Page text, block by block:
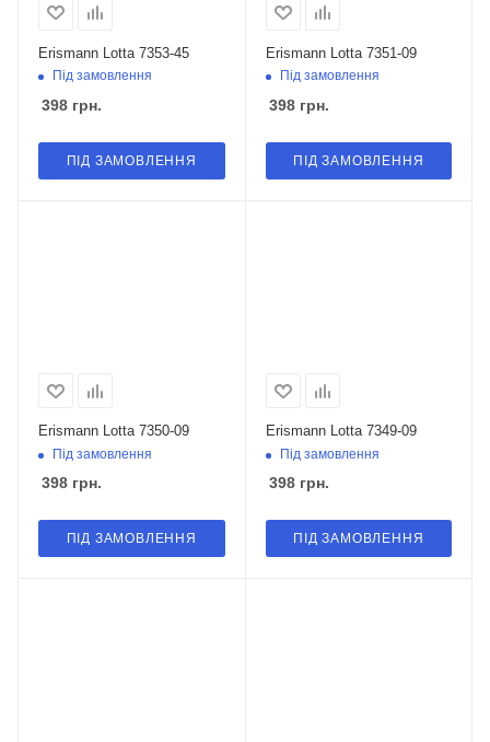
Erismann Lotta 7353-45
Під замовлення
398 грн.
ПІД ЗАМОВЛЕННЯ
Erismann Lotta 7351-09
Під замовлення
398грн.
ПІД ЗАМОВЛЕННЯ
Erismann Lotta 7350-09
Під замовлення
398 грн.
ПІД ЗАМОВЛЕННЯ
Erismann Lotta 7349-09
Під замовлення
398грн.
ПІД ЗАМОВЛЕННЯ